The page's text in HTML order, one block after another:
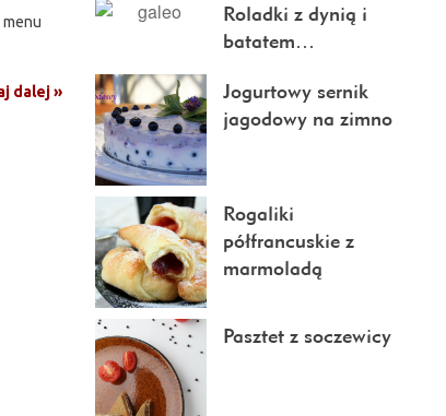
dalej »
Roladki z dynią i
batatem…
Jogurtowy sernik
jagodowy na zimno
Rogaliki
półfrancuskie z
marmoladą
Pasztet z soczewicy